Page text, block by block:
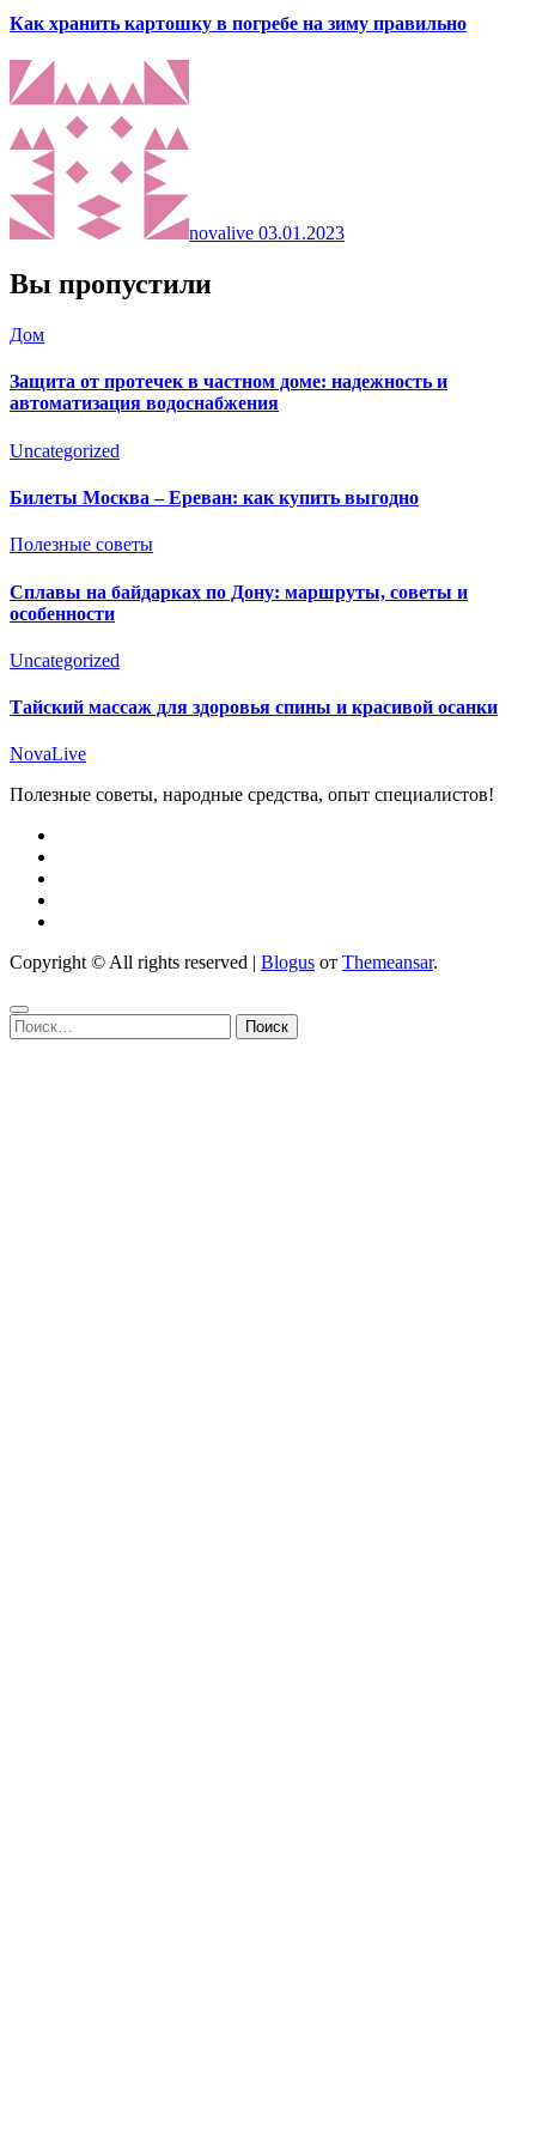
Как хранить картошку в погребе на зиму правильно
novalive 03.01.2023
Вы пропустили
Дом
Защита от протечек в частном доме: надежность и
автоматизация водоснабжения
Uncategorized
Билеты Москва – Ереван: как купить выгодно
Полезные советы
Сплавы на байдарках по Дону: маршруты, советы и
особенности
Uncategorized
Тайский массаж для здоровья спины и красивой осанки
NovaLive
Полезные советы, народные средства, опыт специалистов!
Copyright © All rights reserved | Blogus от Themeansar.
Найти: